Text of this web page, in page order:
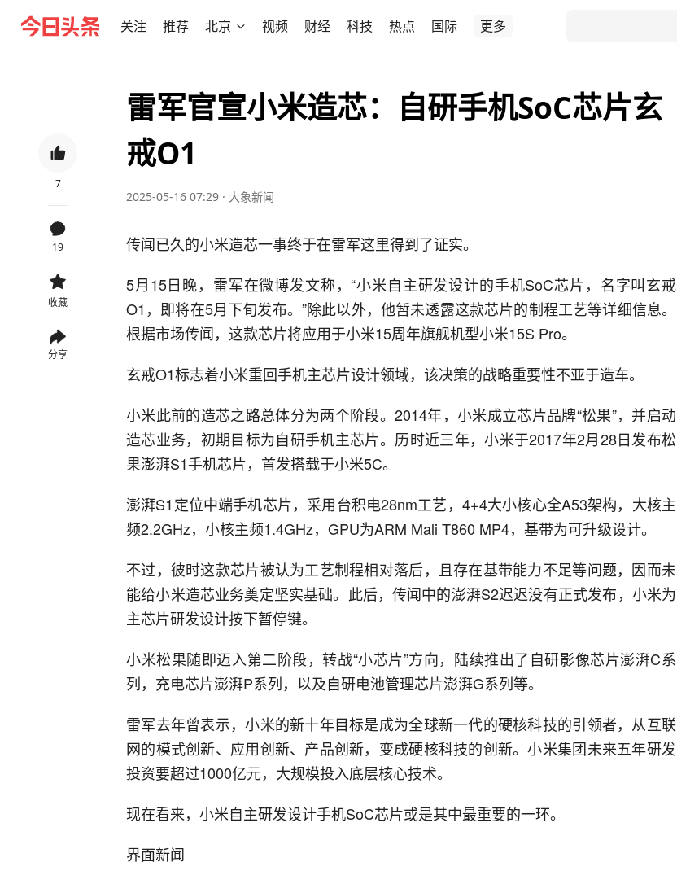
关注 推荐 北京 视频 财经 科技 热点 国际 更多
7
19
收藏
分享
雷军官宣小米造芯：自研手机SoC芯片玄
戒O1
2025-05-16 07:29 · 大象新闻
传闻已久的小米造芯一事终于在雷军这里得到了证实。
5月15日晚，雷军在微博发文称，“小米自主研发设计的手机SoC芯片，名字叫玄戒
O1，即将在5月下旬发布。”除此以外，他暂未透露这款芯片的制程工艺等详细信息。
根据市场传闻，这款芯片将应用于小米15周年旗舰机型小米15S Pro。
玄戒O1标志着小米重回手机主芯片设计领域，该决策的战略重要性不亚于造车。
小米此前的造芯之路总体分为两个阶段。2014年，小米成立芯片品牌“松果”，并启动
造芯业务，初期目标为自研手机主芯片。历时近三年，小米于2017年2月28日发布松
果澎湃S1手机芯片，首发搭载于小米5C。
澎湃S1定位中端手机芯片，采用台积电28nm工艺，4+4大小核心全A53架构，大核主
频2.2GHz，小核主频1.4GHz，GPU为ARM Mali T860 MP4，基带为可升级设计。
不过，彼时这款芯片被认为工艺制程相对落后，且存在基带能力不足等问题，因而未
能给小米造芯业务奠定坚实基础。此后，传闻中的澎湃S2迟迟没有正式发布，小米为
主芯片研发设计按下暂停键。
小米松果随即迈入第二阶段，转战“小芯片”方向，陆续推出了自研影像芯片澎湃C系
列，充电芯片澎湃P系列，以及自研电池管理芯片澎湃G系列等。
雷军去年曾表示，小米的新十年目标是成为全球新一代的硬核科技的引领者，从互联
网的模式创新、应用创新、产品创新，变成硬核科技的创新。小米集团未来五年研发
投资要超过1000亿元，大规模投入底层核心技术。
现在看来，小米自主研发设计手机SoC芯片或是其中最重要的一环。
界面新闻